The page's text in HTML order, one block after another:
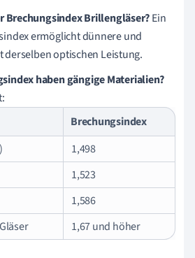
Brechungsindex Brillengläser?Ein
ermöglicht dünnere und
derselben optischen Leistung.
haben gängige Materialien?
Brechungsindex
1,498
1,523
1,586
1,67 und höher